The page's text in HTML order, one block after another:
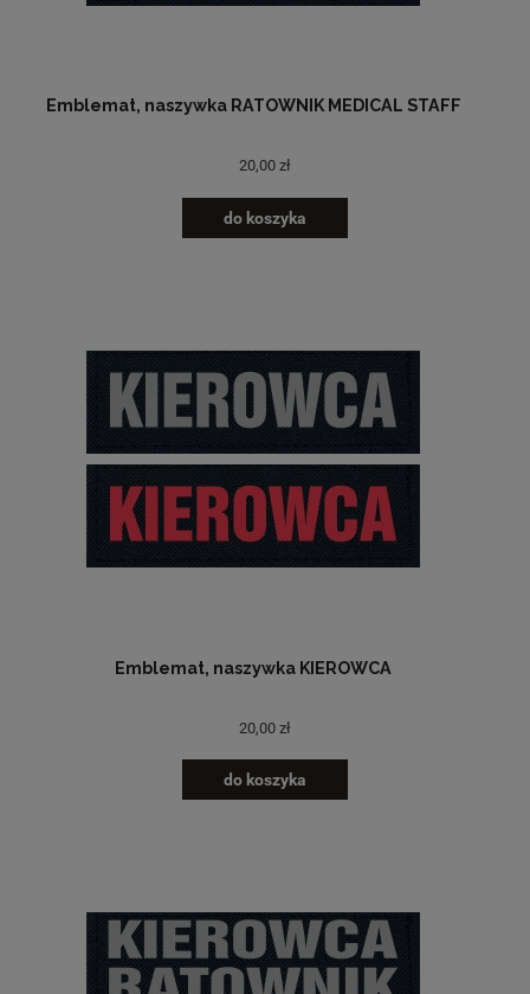
Emblemat, naszywka RATOWNIK MEDICAL STAFF
20,00 zł
do koszyka
Emblemat, naszywka KIEROWCA
20,00 zł
do koszyka